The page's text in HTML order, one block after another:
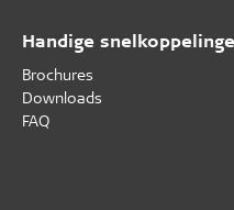
Handige
Brochures
Downloads
FAQ